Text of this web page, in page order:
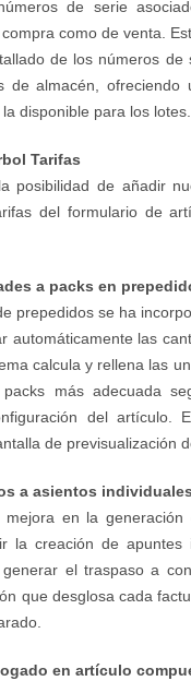
de serie
como de venta.
de los números de
de almacén, ofreciendo
disponible para los lotes.
Tarifas
posibilidad de añadir
del formulario de
a packs en
prepedidos se ha
automáticamente las
calcula y rellena las
más adecuada
del artículo.
de previsualización
a asientos individuales
mejora en la generación
la creación de apuntes
el traspaso a
que desglosa cada
en artículo